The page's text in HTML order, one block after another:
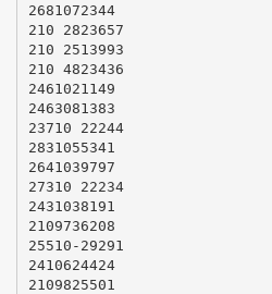
2681072344
210 2823657
210 2513993
210 4823436
2461021149
2463081383
23710 22244
2831055341
2641039797
27310 22234
2431038191
2109736208
25510-29291
2410624424
2109825501